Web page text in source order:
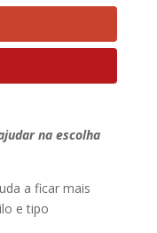
na escolha
a ficar mais
e tipo